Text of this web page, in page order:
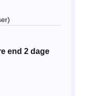
end 2 dage